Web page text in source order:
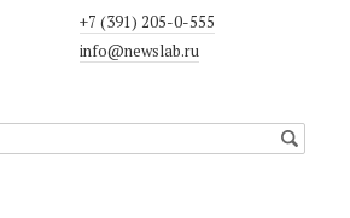
+7 (391) 205-0-555
info@newslab.ru